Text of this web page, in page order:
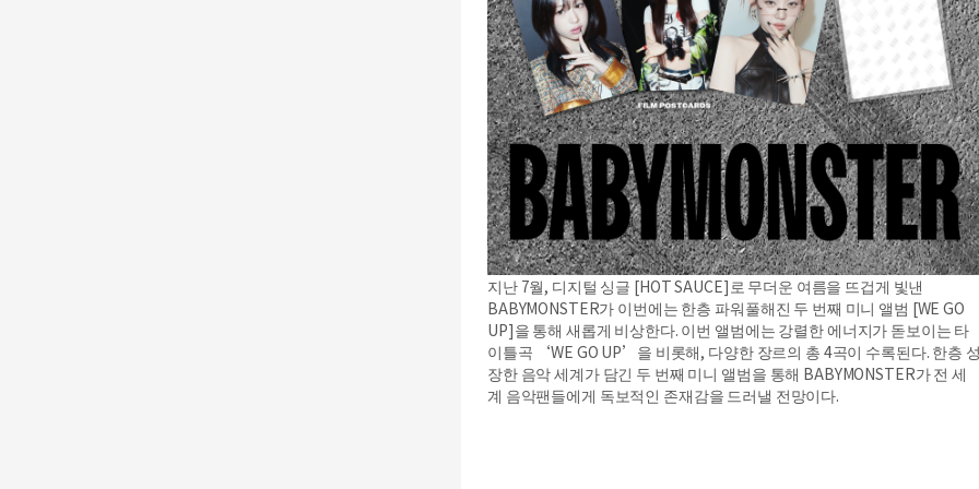
지난 7월, 디지털 싱글 [HOT SAUCE]로 무더운 여름을 뜨겁게 빛낸
BABYMONSTER가 이번에는 한층 파워풀해진 두 번째 미니 앨범 [WE GO
UP]을 통해 새롭게 비상한다. 이번 앨범에는 강렬한 에너지가 돋보이는 타
이틀곡 ‘WE GO UP’을 비롯해, 다양한 장르의 총 4곡이 수록된다. 한층
장한 음악 세계가 담긴 두 번째 미니 앨범을 통해 BABYMONSTER가 전 세
계 음악팬들에게 독보적인 존재감을 드러낼 전망이다.